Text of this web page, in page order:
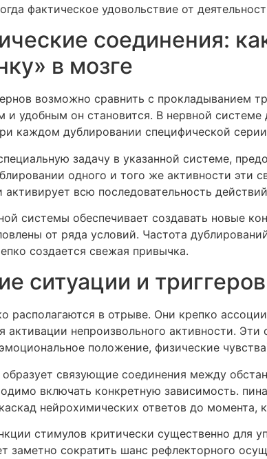
фактическое удовольствие от
соединения:
в мозге
возможно сравнить с
и удобным он становится. В нервной
каждом дублировании специфической
задачу в указанной системе,
одного и того же активности эти
активирует всю последовательность
системы обеспечивает создавать новые
от ряда условий. Частота
создается свежая привычка.
ситуации и
располагаются в отрыве. Они крепко
активации непроизвольного активности.
положение, физические
связующие соединения между
включать конкретную зависимость.
нейрохимических ответов до
стимулов критически существенно для
заметно сократить шанс рефлекторного